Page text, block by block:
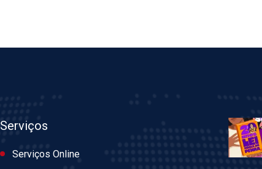
Serviços
Serviços Online